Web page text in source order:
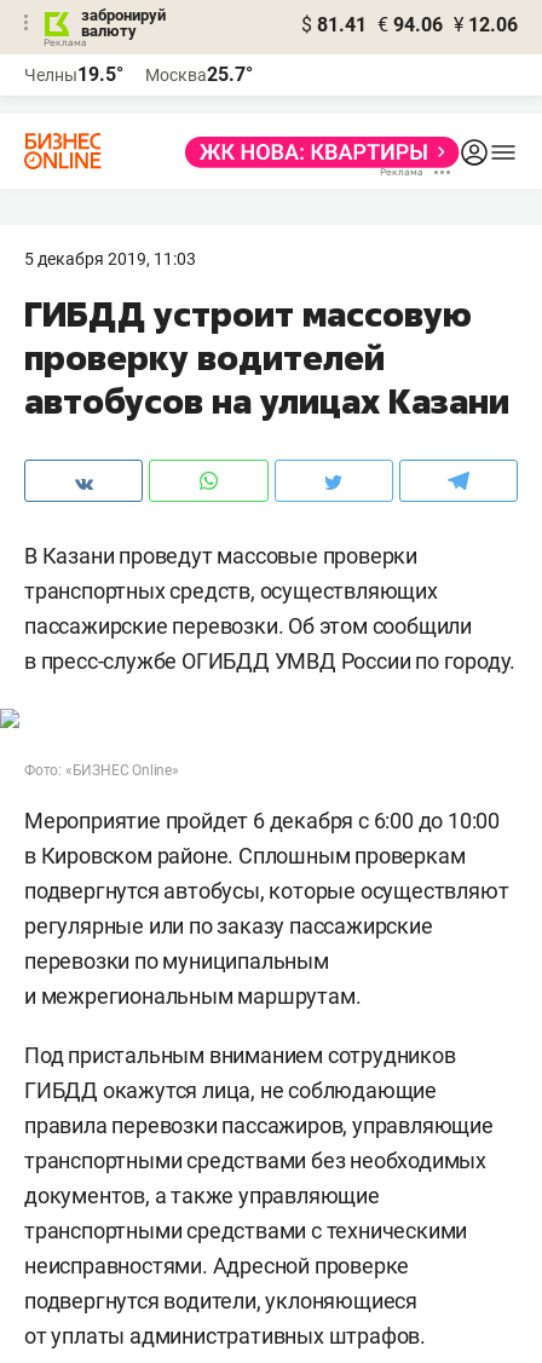
забронируй
валюту
$ 81.41 € 94.06 ¥ 12.06
Челны19.5° Москва25.7°
5 декабря 2019, 11:03
ГИБДД устроит массовую
проверку водителей
автобусов на улицах Казани
В Казани проведут массовые проверки
транспортных средств, осуществляющих
пассажирские перевозки. Об этом сообщили
в пресс-службе ОГИБДД УМВД России по городу.
Фото: «БИЗНЕС Online»
Мероприятие пройдет 6 декабря с 6:00 до 10:00
в Кировском районе. Сплошным проверкам
подвергнутся автобусы, которые осуществляют
регулярные или по заказу пассажирские
перевозки по муниципальным
и межрегиональным маршрутам.
Под пристальным вниманием сотрудников
ГИБДД окажутся лица, не соблюдающие
правила перевозки пассажиров, управляющие
транспортными средствами без необходимых
документов, а также управляющие
транспортными средствами с техническими
неисправностями. Адресной проверке
подвергнутся водители, уклоняющиеся
от уплаты административных штрафов.